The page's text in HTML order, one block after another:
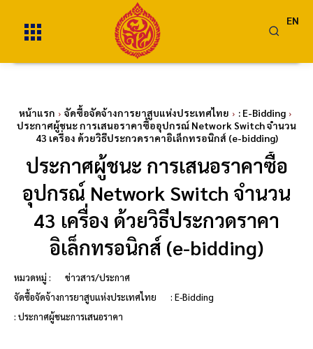
EN
หน้าแรก จัดซื้อจัดจ้างการยาสูบแห่งประเทศไทย
: E-Bidding
ประกาศผู้ชนะ การเสนอราคาซื้ออุปกรณ์ Network Switch จำนวน
43 เครื่อง ด้วยวิธีประกวดราคาอิเล็กทรอนิกส์ (e-bidding)
ประกาศผู้ชนะ การเสนอราคาซื้อ
อุปกรณ์ Network Switch จำนวน
43 เครื่อง ด้วยวิธีประกวดราคา
อิเล็กทรอนิกส์ (e-bidding)
หมวดหมู่ :
ข่าวสาร/ประกาศ
จัดซื้อจัดจ้างการยาสูบแห่งประเทศไทย
: E-Bidding
: ประกาศผู้ชนะการเสนอราคา